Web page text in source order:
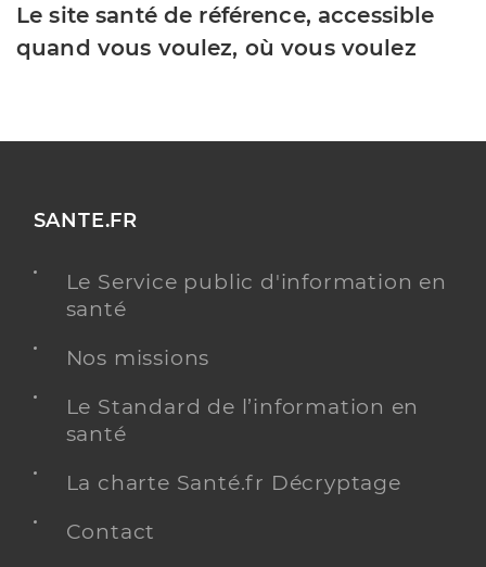
Le site santé de référence, accessible
quand vous voulez, où vous voulez
SANTE.FR
Le Service public d'information en
santé
Nos missions
Le Standard de l’information en
santé
La charte Santé.fr Décryptage
Contact